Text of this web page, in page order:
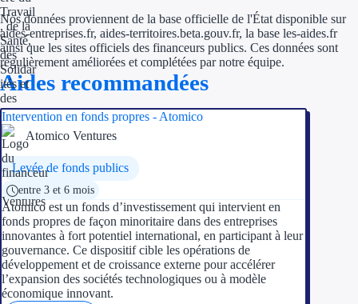
Outre-mer
Aides Région
Aides Région
Couvertures
Nos données proviennent de la base officielle de l'État disponible sur
aides-entreprises.fr, aides-territoires.beta.gouv.fr, la base les-aides.fr
ainsi que les sites officiels des financeurs publics. Ces données sont
régulièrement améliorées et complétées par notre équipe.
Aides recommandées
Intervention en fonds propres - Atomico
Atomico Ventures
Levée de fonds publics
entre 3 et 6 mois
Atomico est un fonds d’investissement qui intervient en
fonds propres de façon minoritaire dans des entreprises
innovantes à fort potentiel international, en participant à leur
gouvernance. Ce dispositif cible les opérations de
développement et de croissance externe pour accélérer
l’expansion des sociétés technologiques ou à modèle
économique innovant.